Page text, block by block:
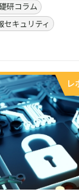
研コラム
セキュリティ
レ